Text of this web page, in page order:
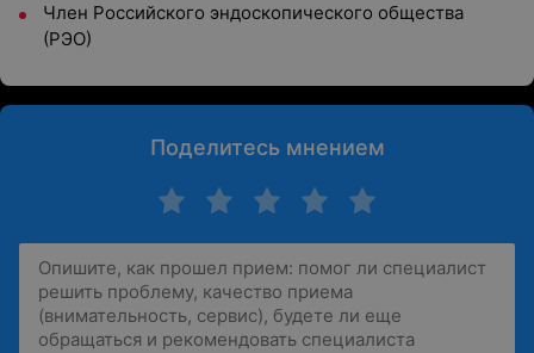
Член Российского эндоскопического общества
(РЭО)
Поделитесь мнением